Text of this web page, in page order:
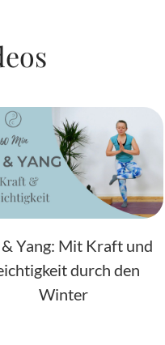
Yang: Mit Kraft und
durch den
Winter